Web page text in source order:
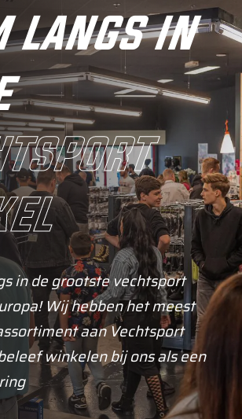
langs in
in de grootste vechtsport
Wij hebben het meest
aan Vechtsport
winkelen bij ons als een